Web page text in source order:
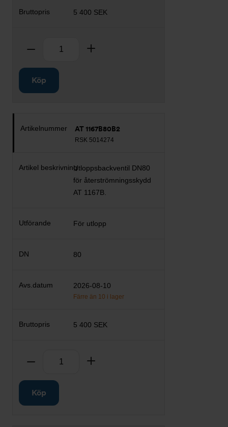
5 400 SEK
Ta bort
Köp
AT 1167B80B2
RSK 5014274
Utloppsbackventil DN80
för återströmningsskydd
AT 1167B.
För utlopp
80
2026-08-10
Färre än 10 i lager
5 400 SEK
Ta bort
Köp